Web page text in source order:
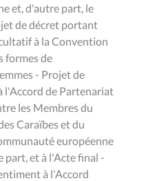
et, d'autre part, le
de décret portant
à la Convention
formes de
- Projet de
l'Accord de Partenariat
les Membres du
Caraïbes et du
européenne
part, et à l'Acte final -
à l'Accord